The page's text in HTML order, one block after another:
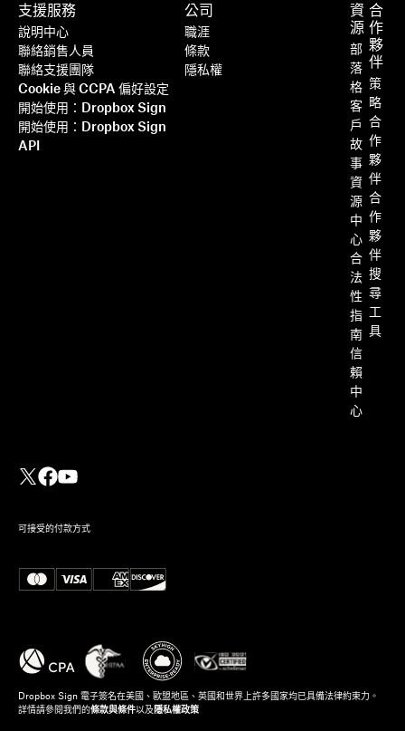
支援服務
說明中心
聯絡銷售人員
聯絡支援團隊
Cookie 與 CCPA 偏好設定
開始使用：Dropbox Sign
開始使用：Dropbox Sign
API
資
源
部
落
格
客
戶
故
事
資
源
中
心
合
法
性
指
南
信
賴
中
心
合
作
夥
伴
策
略
合
作
夥
伴
合
作
夥
伴
搜
尋
具
公司
職涯
條款
隱私權
可接受的付款方式
Dropbox Sign 電子簽名在美國、歐盟地區、英國和世界上許多國家均已具備法律約束力。
詳情請參閱我們的條款與條件以及 隱私權政策